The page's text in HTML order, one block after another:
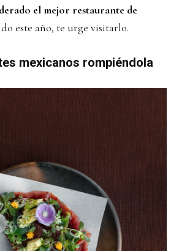
el mejor restaurante de
este año, te urge visitarlo.
mexicanos rompiéndola